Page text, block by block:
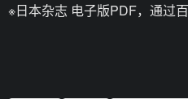
※日本杂志 电子版PDF，通过百